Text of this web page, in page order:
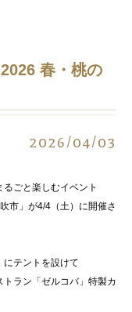
春・桃の
2026/04/03
ごと楽しむイベント
市」が4/4（土）に開催さ
にテントを設けて
ラン「ゼルコバ」特製カ